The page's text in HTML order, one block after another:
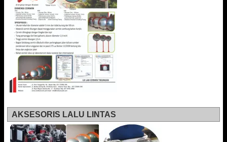
AKSESORIS LALU LINTAS